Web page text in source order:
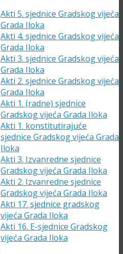
Akti 5. sjednice Gradskog vijeća
Grada Iloka
Akti 4. sjednice Gradskog vijeća
Grada Iloka
Akti 3. sjednice Gradskog vijeća
Grada Iloka
Akti 2. sjednice Gradskog vijeća
Grada Iloka
Akti 1. (radne) sjednice
Gradskog vijeća Grada Iloka
Akti 1. konstitutirajuće
sjednice Gradskog vijeća Grada
Iloka
Akti 3. Izvanredne sjednice
Gradskog vijeća Grada Iloka
Akti 2. Izvanredne sjednice
Gradskog vijeća Grada Iloka
Akti 17. sjednice gradskog
vijeća Grada Iloka
Akti 16. E-sjednice Gradskog
vijeća Grada Iloka